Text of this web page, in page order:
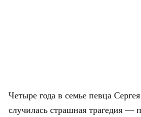
Четыре года в семье певца
случилась страшная трагедия —